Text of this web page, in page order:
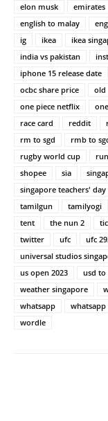
elon musk emirates
english to malay
ig
ikea ikea
india vs pakistan
iphone 15 release date
ocbc share price
old
one piece netflix
race card
reddit
rm to sgd
rmb to
rugby world cup
shopee
sia
singapore teachers' day
tamilgun
tamilyogi
tent
the nun 2
twitter
ufc ufc
universal studios
us open 2023
usd to
weather singapore
whatsapp
whatsapp
wordle